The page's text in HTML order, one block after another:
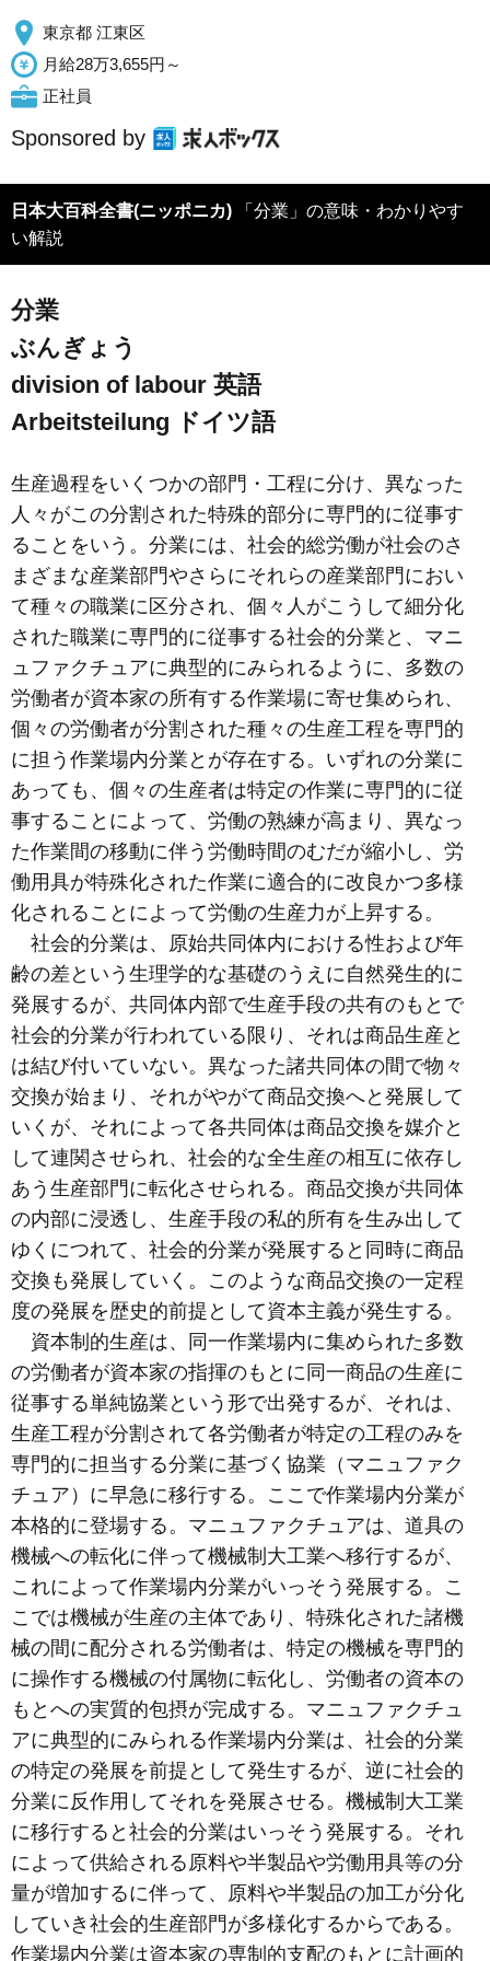
東京都 江東区
月給28万3,655円～
正社員
Sponsored by
日本大百科全書(ニッポニカ) 「分業」の意味・わかりやす
い解説
分業
ぶんぎょう
division of labour 英語
Arbeitsteilung ドイツ語
生産過程をいくつかの部門・工程に分け、異なった
人々がこの分割された特殊的部分に専門的に従事す
ることをいう。分業には、社会的総労働が社会のさ
まざまな産業部門やさらにそれらの産業部門におい
て種々の職業に区分され、個々人がこうして細分化
された職業に専門的に従事する社会的分業と、マニ
ュファクチュアに典型的にみられるように、多数の
労働者が資本家の所有する作業場に寄せ集められ、
個々の労働者が分割された種々の生産工程を専門的
に担う作業場内分業とが存在する。いずれの分業に
あっても、個々の生産者は特定の作業に専門的に従
事することによって、労働の熟練が高まり、異なっ
た作業間の移動に伴う労働時間のむだが縮小し、労
働用具が特殊化された作業に適合的に改良かつ多様
化されることによって労働の生産力が上昇する。
社会的分業は、原始共同体内における性および年
齢の差という生理学的な基礎のうえに自然発生的に
発展するが、共同体内部で生産手段の共有のもとで
社会的分業が行われている限り、それは商品生産と
は結び付いていない。異なった諸共同体の間で物々
交換が始まり、それがやがて商品交換へと発展して
いくが、それによって各共同体は商品交換を媒介と
して連関させられ、社会的な全生産の相互に依存し
あう生産部門に転化させられる。商品交換が共同体
の内部に浸透し、生産手段の私的所有を生み出して
ゆくにつれて、社会的分業が発展すると同時に商品
交換も発展していく。このような商品交換の一定程
度の発展を歴史的前提として資本主義が発生する。
資本制的生産は、同一作業場内に集められた多数
の労働者が資本家の指揮のもとに同一商品の生産に
従事する単純協業という形で出発するが、それは、
生産工程が分割されて各労働者が特定の工程のみを
専門的に担当する分業に基づく協業（マニュファク
チュア）に早急に移行する。ここで作業場内分業が
本格的に登場する。マニュファクチュアは、道具の
機械への転化に伴って機械制大工業へ移行するが、
これによって作業場内分業がいっそう発展する。こ
こでは機械が生産の主体であり、特殊化された諸機
械の間に配分される労働者は、特定の機械を専門的
に操作する機械の付属物に転化し、労働者の資本の
もとへの実質的包摂が完成する。マニュファクチュ
アに典型的にみられる作業場内分業は、社会的分業
の特定の発展を前提として発生するが、逆に社会的
分業に反作用してそれを発展させる。機械制大工業
に移行すると社会的分業はいっそう発展する。それ
によって供給される原料や半製品や労働用具等の分
量が増加するに伴って、原料や半製品の加工が分化
していき社会的生産部門が多様化するからである。
作業場内分業は資本家の専制的支配のもとに計画的